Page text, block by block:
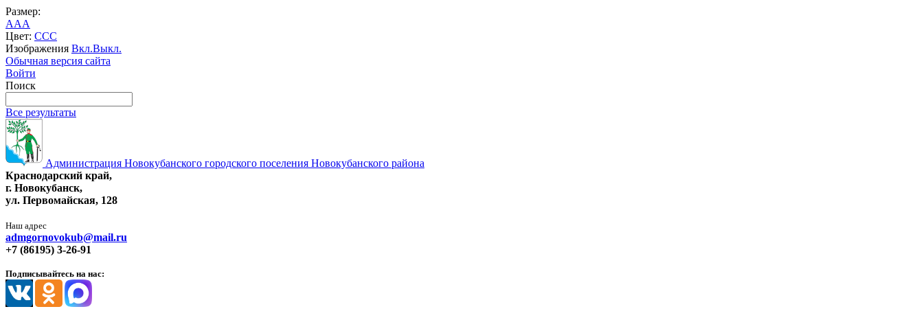
Размер:
AAA
Цвет: CCC
Изображения Вкл.Выкл.
Обычная версия сайта
Войти
Поиск
Все результаты
Администрация Новокубанского городского поселения Новокубанского района
Краснодарский край,
г. Новокубанск,
ул. Первомайская, 128
Наш адрес
admgornovokub@mail.ru
+7 (86195) 3-26-91
Подписывайтесь на нас: